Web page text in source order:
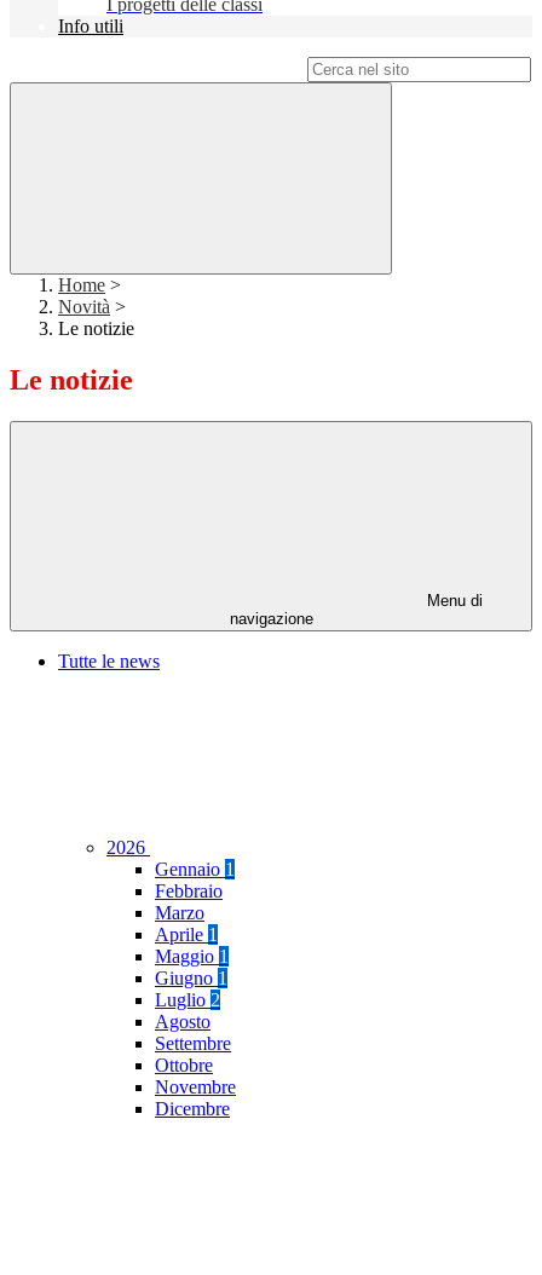
I progetti delle classi
Info utili
Home >
Novità >
Le notizie
Le notizie
Menu di
navigazione
Tutte le news
2026
Gennaio 1
Febbraio
Marzo
Aprile 1
Maggio 1
Giugno 1
Luglio 2
Agosto
Settembre
Ottobre
Novembre
Dicembre